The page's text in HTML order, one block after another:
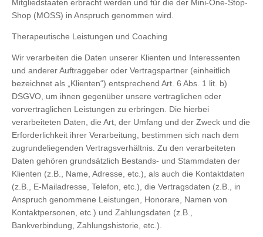
Mitgliedstaaten erbracht werden und für die der Mini-One-Stop-
Shop (MOSS) in Anspruch genommen wird.
Therapeutische Leistungen und Coaching
Wir verarbeiten die Daten unserer Klienten und Interessenten
und anderer Auftraggeber oder Vertragspartner (einheitlich
bezeichnet als „Klienten“) entsprechend Art. 6 Abs. 1 lit. b)
DSGVO, um ihnen gegenüber unsere vertraglichen oder
vorvertraglichen Leistungen zu erbringen. Die hierbei
verarbeiteten Daten, die Art, der Umfang und der Zweck und die
Erforderlichkeit ihrer Verarbeitung, bestimmen sich nach dem
zugrundeliegenden Vertragsverhältnis. Zu den verarbeiteten
Daten gehören grundsätzlich Bestands- und Stammdaten der
Klienten (z.B., Name, Adresse, etc.), als auch die Kontaktdaten
(z.B., E-Mailadresse, Telefon, etc.), die Vertragsdaten (z.B., in
Anspruch genommene Leistungen, Honorare, Namen von
Kontaktpersonen, etc.) und Zahlungsdaten (z.B.,
Bankverbindung, Zahlungshistorie, etc.).